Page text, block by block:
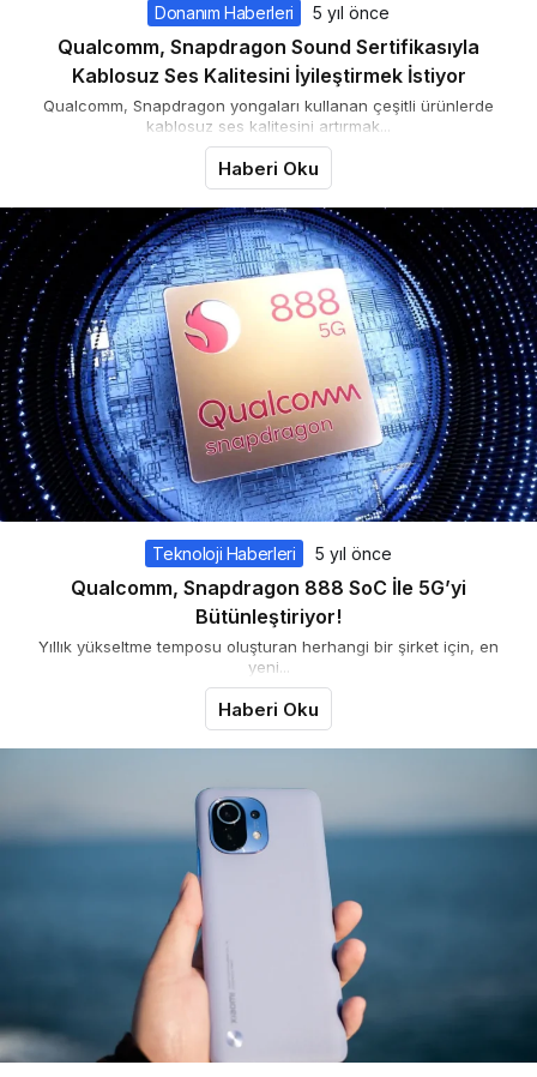
Donanım Haberleri 5 yıl önce
Qualcomm, Snapdragon Sound Sertifikasıyla
Kablosuz Ses Kalitesini İyileştirmek İstiyor
Qualcomm, Snapdragon yongaları kullanan çeşitli ürünlerde
kablosuz ses kalitesini artırmak...
Haberi Oku
Teknoloji Haberleri 5 yıl önce
Qualcomm, Snapdragon 888 SoC İle 5G’yi
Bütünleştiriyor!
Yıllık yükseltme temposu oluşturan herhangi bir şirket için, en
yeni...
Haberi Oku